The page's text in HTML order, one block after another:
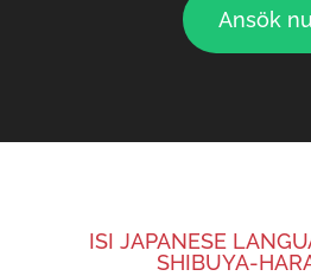
Ansök nu
ISI JAPANESE
SHIBUYA-